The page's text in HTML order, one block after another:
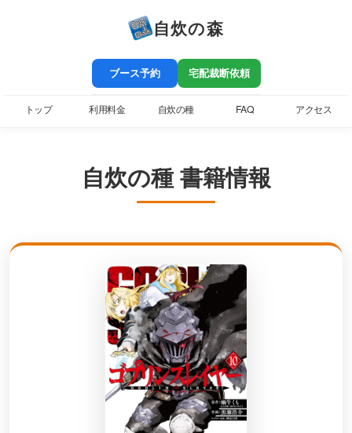
自炊の森
ブース予約 宅配裁断依頼
トップ 利用料金 自炊の種 FAQ アクセス
自炊の種 書籍情報